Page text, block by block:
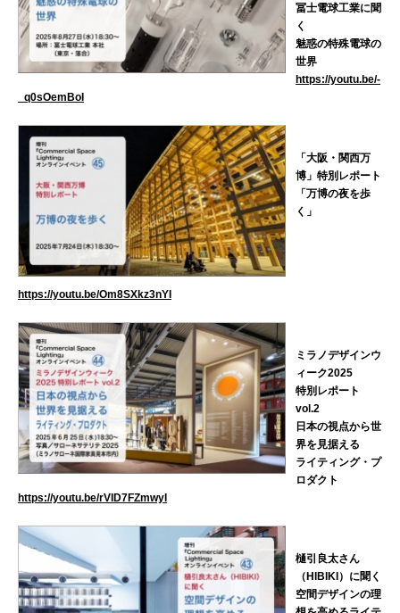
冨士電球工業に聞
く
魅惑の特殊電球の
世界
https://youtu.be/-
_q0sOemBoI
「大阪・関西万
博」特別レポート
「万博の夜を歩
く」
https://youtu.be/Om8SXkz3nYI
ミラノデザインウ
ィーク2025
特別レポート
vol.2
日本の視点から世
界を見据える
ライティング・プ
ロダクト
https://youtu.be/rVID7FZmwyI
樋引良太さん
（HIBIKI）に聞く
空間デザインの理